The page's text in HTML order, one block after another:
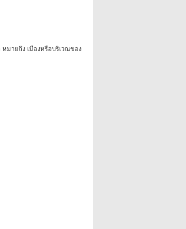
หมายถึง เมืองหรือบริเวณของ